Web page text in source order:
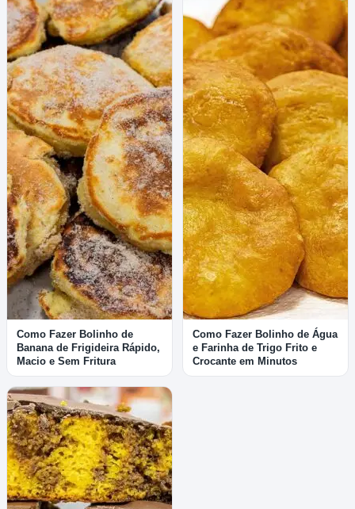
Como Fazer Bolinho de
Banana de Frigideira Rápido,
Macio e Sem Fritura
Como Fazer Bolinho de Água
e Farinha de Trigo Frito e
Crocante em Minutos